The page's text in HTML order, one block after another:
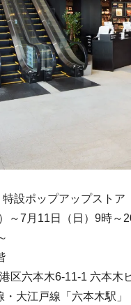
設ポップアップストア
～7月11日（日）9時～
区六本木6-11-1 六本木
大江戸線「六本木駅」